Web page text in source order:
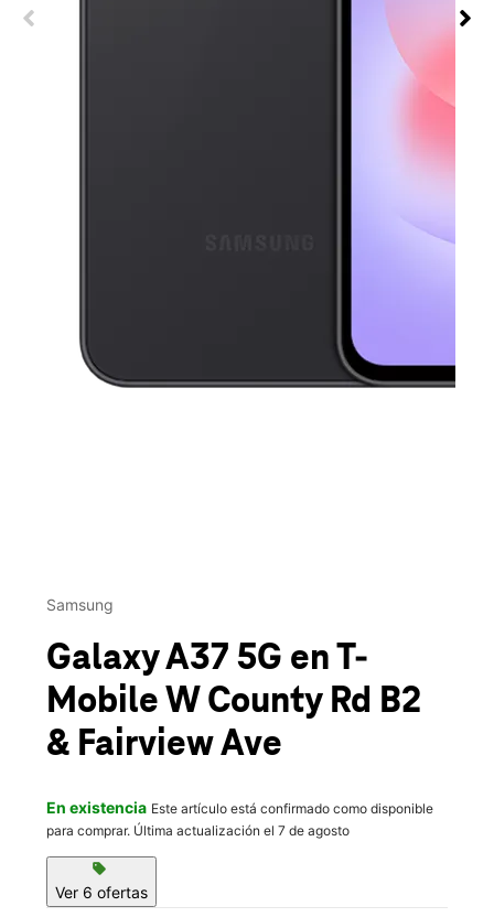
Samsung
Galaxy A37 5G en T-
Mobile W County Rd B2
& Fairview Ave
En existencia Este artículo está confirmado como disponible
para comprar. Última actualización el 7 de agosto
sell
Ver 6 ofertas